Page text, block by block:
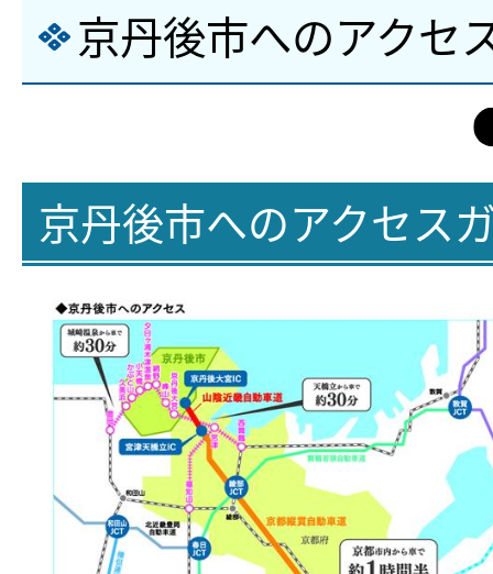
京丹後市へのアクセ
京丹後市へのアクセス